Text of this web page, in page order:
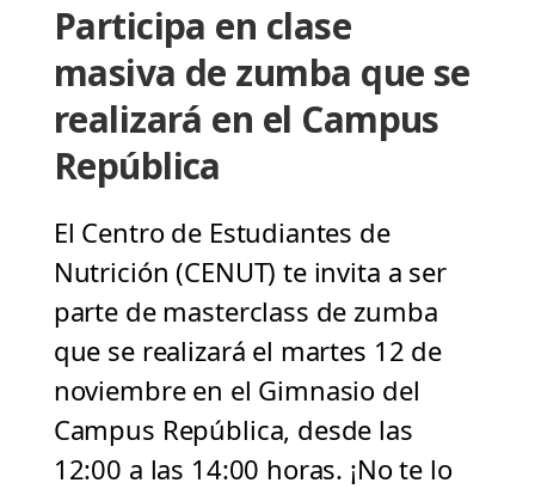
Participa en clase
masiva de zumba que se
realizará en el Campus
República
El Centro de Estudiantes de
Nutrición (CENUT) te invita a ser
parte de masterclass de zumba
que se realizará el martes 12 de
noviembre en el Gimnasio del
Campus República, desde las
12:00 a las 14:00 horas. ¡No te lo